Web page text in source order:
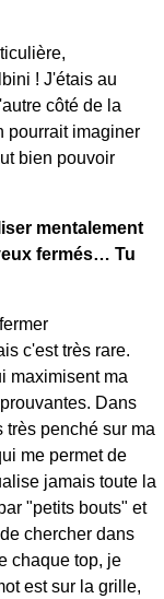
! J'étais au
côté de la
pourrait imaginer
bien pouvoir
mentalement
fermés… Tu
c'est très rare.
maximisent ma
Dans
très penché sur ma
me permet de
jamais toute la
"petits bouts" et
chercher dans
chaque top, je
est sur la grille,